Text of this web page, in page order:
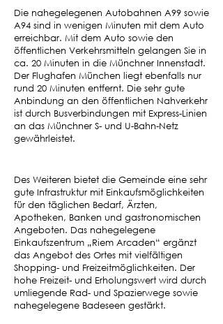
Die nahegelegenen Autobahnen A99 sowie
A94 sind in wenigen Minuten mit dem Auto
erreichbar. Mit dem Auto sowie den
öffentlichen Verkehrsmitteln gelangen Sie in
ca. 20 Minuten in die Münchner Innenstadt.
Der Flughafen München liegt ebenfalls nur
rund 20 Minuten entfernt. Die sehr gute
Anbindung an den öffentlichen Nahverkehr
ist durch Busverbindungen mit Express-Linien
an das Münchner S- und U-Bahn-Netz
gewährleistet.
Des Weiteren bietet die Gemeinde eine sehr
gute Infrastruktur mit Einkaufsmöglichkeiten
für den täglichen Bedarf, Ärzten,
Apotheken, Banken und gastronomischen
Angeboten. Das nahegelegene
Einkaufszentrum „Riem Arcaden“ ergänzt
das Angebot des Ortes mit vielfältigen
Shopping- und Freizeitmöglichkeiten. Der
hohe Freizeit- und Erholungswert wird durch
umliegende Rad- und Spazierwege sowie
nahegelegene Badeseen gestärkt.